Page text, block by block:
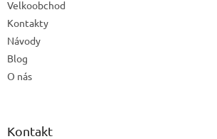
Velkoobchod
Kontakty
Návody
Blog
O nás
Kontakt